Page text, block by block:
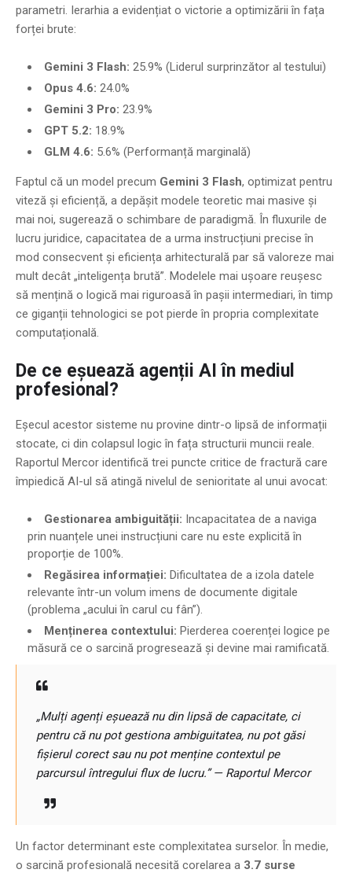
parametri. Ierarhia a evidențiat o victorie a optimizării în fața
forței brute:
Gemini 3 Flash: 25.9% (Liderul surprinzător al testului)
Opus 4.6: 24.0%
Gemini 3 Pro: 23.9%
GPT 5.2: 18.9%
GLM 4.6: 5.6% (Performanță marginală)
Faptul că un model precum Gemini 3 Flash, optimizat pentru
viteză și eficiență, a depășit modele teoretic mai masive și
mai noi, sugerează o schimbare de paradigmă. În fluxurile de
lucru juridice, capacitatea de a urma instrucțiuni precise în
mod consecvent și eficiența arhitecturală par să valoreze mai
mult decât „inteligența brută”. Modelele mai ușoare reușesc
să mențină o logică mai riguroasă în pașii intermediari, în timp
ce giganții tehnologici se pot pierde în propria complexitate
computațională.
De ce eșuează agenții AI în mediul
profesional?
Eșecul acestor sisteme nu provine dintr-o lipsă de informații
stocate, ci din colapsul logic în fața structurii muncii reale.
Raportul Mercor identifică trei puncte critice de fractură care
împiedică AI-ul să atingă nivelul de senioritate al unui avocat:
Gestionarea ambiguității: Incapacitatea de a naviga
prin nuanțele unei instrucțiuni care nu este explicită în
proporție de 100%.
Regăsirea informației: Dificultatea de a izola datele
relevante într-un volum imens de documente digitale
(problema „acului în carul cu fân”).
Menținerea contextului: Pierderea coerenței logice pe
măsură ce o sarcină progresează și devine mai ramificată.
„Mulți agenți eșuează nu din lipsă de capacitate, ci
pentru că nu pot gestiona ambiguitatea, nu pot găsi
fișierul corect sau nu pot menține contextul pe
parcursul întregului flux de lucru.” — Raportul Mercor
Un factor determinant este complexitatea surselor. În medie,
o sarcină profesională necesită corelarea a 3.7 surse